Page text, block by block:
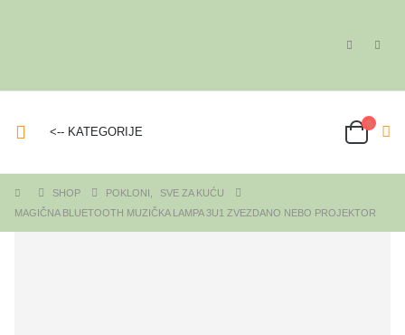
<-- KATEGORIJE
SHOP POKLONI
SVE ZA KUĆU
MAGIČNA BLUETOOTH MUZIČKA LAMPA 3U1 ZVEZDANO NEBO PROJEKTOR